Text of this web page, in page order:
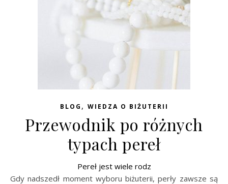
BLOG , WIEDZA O BIŻUTERII
Przewodnik po różnych
typach pereł
Pereł jest wiele rodz
Gdy nadszedł moment wyboru biżuterii, perły zawsze są